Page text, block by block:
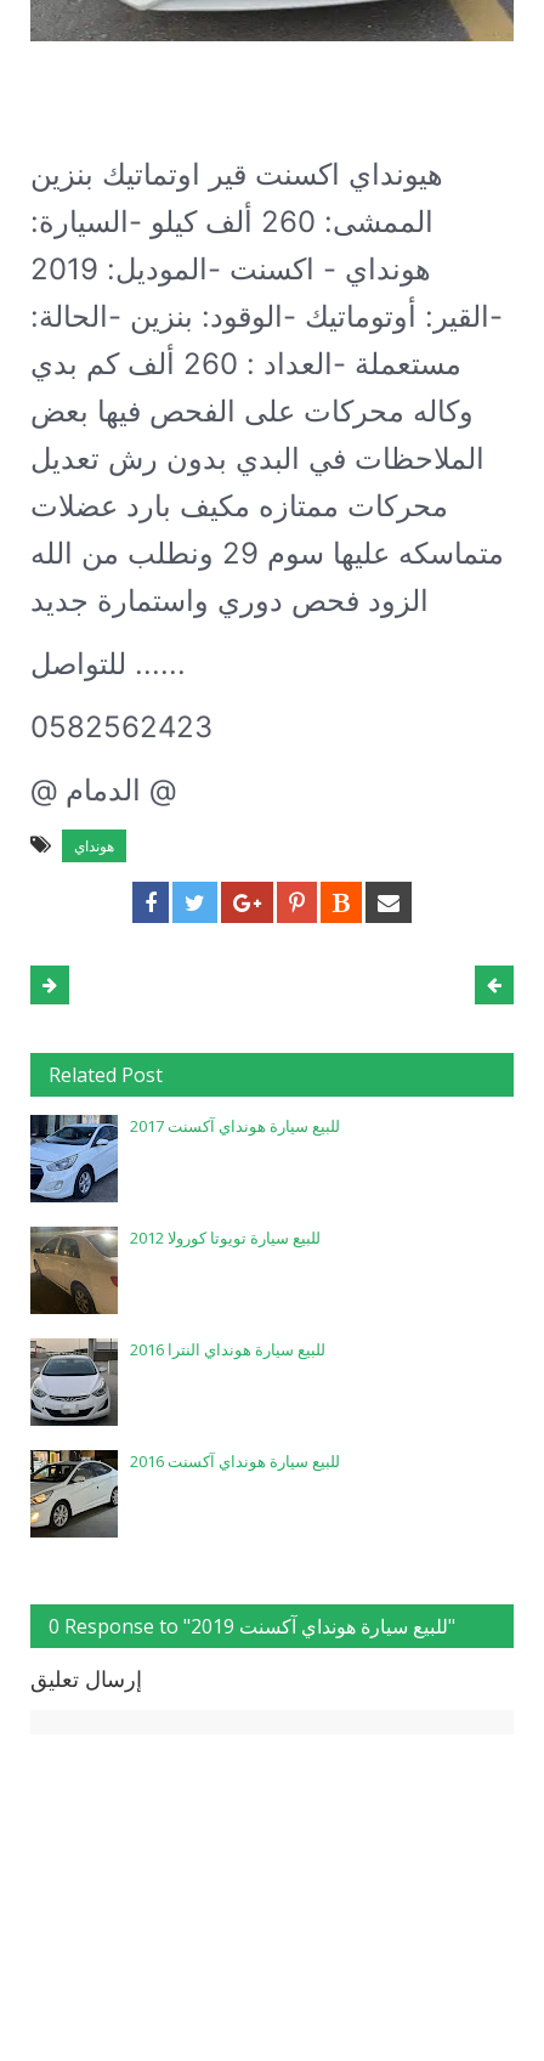
هيونداي اكسنت قير اوتماتيك بنزين
الممشى: 260 ألف كيلو
-السيارة:
هونداي - اكسنت -الموديل: 2019
-القير: أوتوماتيك -الوقود: بنزين -الحالة:
مستعملة -العداد : 260 ألف كم بدي
وكاله محركات على الفحص فيها بعض
الملاحظات في البدي بدون رش تعديل
محركات ممتازه مكيف بارد عضلات
متماسكه عليها سوم 29 ونطلب من الله
الزود فحص دوري واستمارة جديد
للتواصل ......
0582562423
@ الدمام @
هونداي
Related Post
للبيع سيارة هونداي آكسنت 2017
للبيع سيارة تويوتا كورولا 2012
للبيع سيارة هونداي النترا 2016
للبيع سيارة هونداي آكسنت 2016
0 Response to "للبيع سيارة هونداي آكسنت 2019"
إرسال تعليق